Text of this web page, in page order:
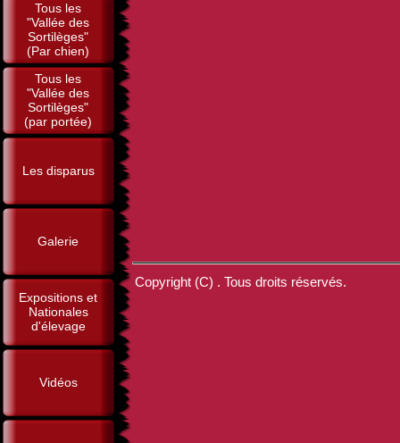
Tous les
"Vallée des
Sortilèges"
(Par chien)
Tous les
"Vallée des
Sortilèges"
(par portée)
Les disparus
Galerie
Expositions et
Nationales
d'élevage
Vidéos
Copyright (C) . Tous droits réservés.